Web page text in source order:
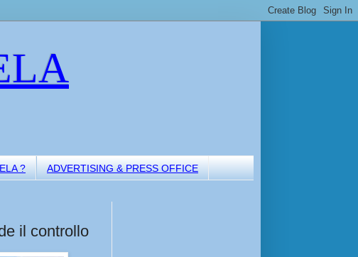
? ADVERTISING & PRESS OFFICE
il controllo